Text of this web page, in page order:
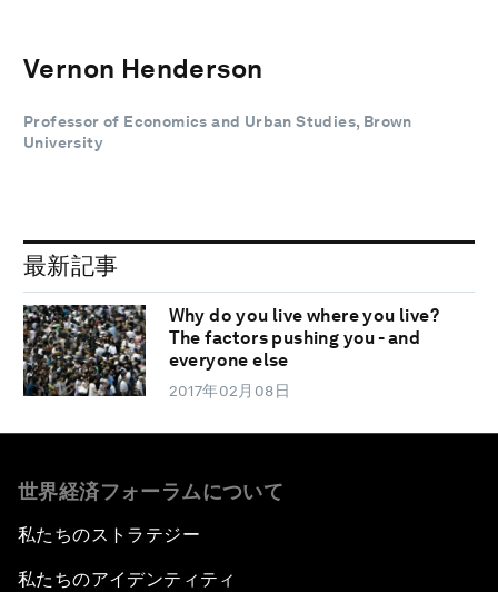
Vernon Henderson
Professor of Economics and Urban Studies, Brown
University
最新記事
Why do you live where you live?
The factors pushing you - and
everyone else
2017年02月08日
世界経済フォーラムについて
私たちのストラテジー
私たちのアイデンティティ